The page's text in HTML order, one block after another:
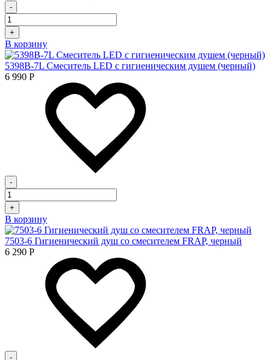
-
+
В корзину
5398В-7L Смеситель LED с гигиеническим душем (черный)
6 990 Р
-
+
В корзину
7503-6 Гигиенический душ со смесителем FRAP, черный
6 290 Р
-